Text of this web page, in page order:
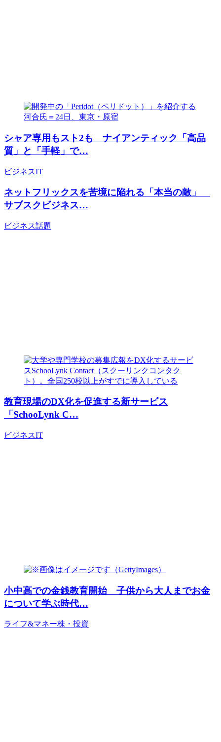
シャア専用もスト2も ナイアンティック「高品
質」と「手軽」で…
ビジネスIT
ネットフリックスを苦境に陥れる「本当の敵」
サブスクビジネス…
ビジネス話題
教育現場のDX化を促進する新サービス
「SchooLynk C…
ビジネスIT
小中高での金銭教育開始 子供から大人までお金
について学ぶ時代…
ライフ&マネー株・投資